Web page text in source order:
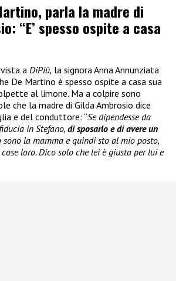
parla la madre di
“E’ spesso ospite a casa
a DiPiù, la signora Anna Annunziata
De Martino è spesso ospite a casa sua
al limone. Ma a colpire sono
che la madre di Gilda Ambrosio dice
e del conduttore: “Se dipendesse da
in Stefano, di sposarlo e di avere un
sono la mamma e quindi sto al mio posto,
loro. Dico solo che lei è giusta per lui e